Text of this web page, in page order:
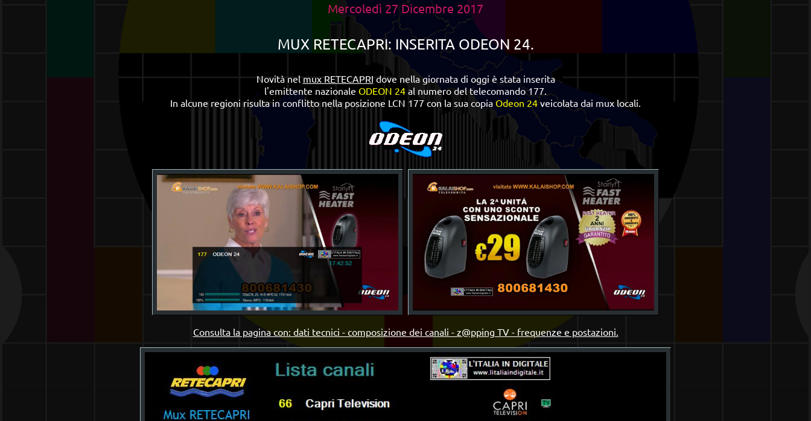
Mercoledì 27 Dicembre 2017
MUX RETECAPRI: INSERITA ODEON 24.
Novità nelmux RETECAPRIdove nella giornata di oggi è stata inserita
l'emittente nazionale ODEON 24 al numero del telecomando 177.
In alcune regioni risulta in conflitto nella posizione LCN 177 con la sua copia Odeon 24 veicolata dai mux locali.
Consulta la pagina con: dati tecnici - composizione dei canali - z@pping TV - frequenze e postazioni.